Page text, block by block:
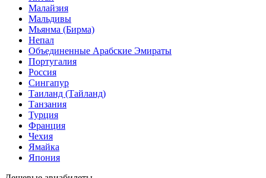
Малайзия
Мальдивы
Мьянма (Бирма)
Непал
Объединенные Арабские Эмираты
Португалия
Россия
Сингапур
Таиланд (Тайланд)
Танзания
Турция
Франция
Чехия
Ямайка
Япония